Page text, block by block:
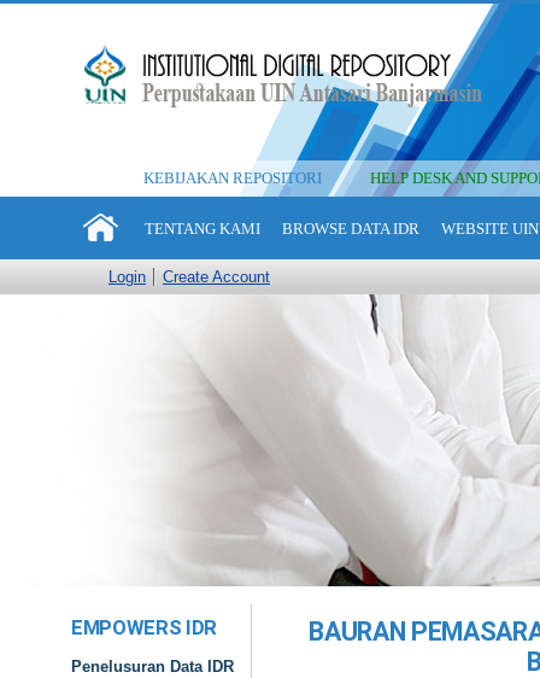
KEBIJAKAN REPOSITORI HELP DESK AND
TENTANG KAMI BROWSE DATA IDR WEBSITE
Login Create Account
EMPOWERS IDR
Penelusuran Data IDR
BAURAN